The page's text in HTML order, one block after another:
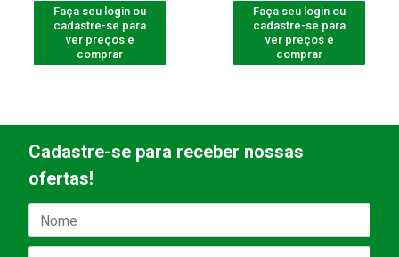
Faça seu login ou
cadastre-se para
ver preços e
comprar
Faça seu login ou
cadastre-se para
ver preços e
comprar
Cadastre-se para receber nossas
ofertas!